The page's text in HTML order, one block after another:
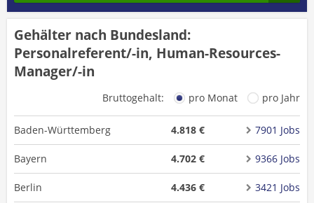
Gehälter nach Bundesland:
Personalreferent/-in, Human-Resources-
Manager/-in
Bruttogehalt: pro Monat pro Jahr
Baden-Württemberg 4.818 € 7901 Jobs
Bayern 4.702 € 9366 Jobs
Berlin 4.436 € 3421 Jobs